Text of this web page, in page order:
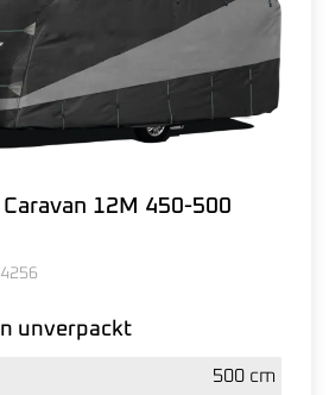
12M 450-500
unverpackt
500 cm